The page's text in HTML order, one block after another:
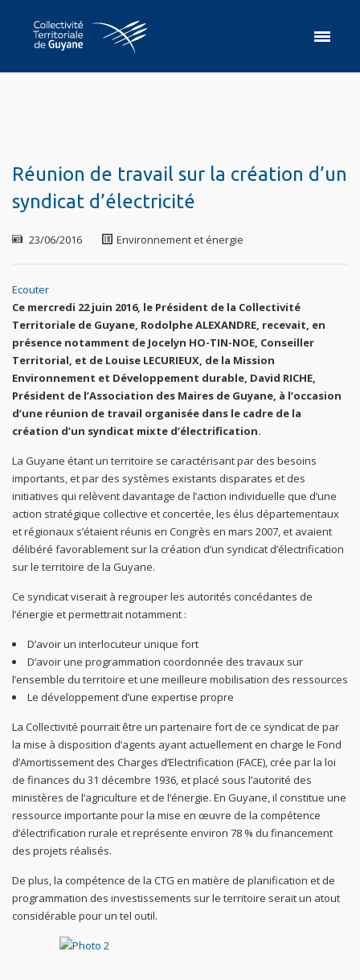
Réunion de travail sur la création d’un
syndicat d’électricité
23/06/2016 Environnement et énergie
Ecouter
Ce mercredi 22 juin 2016, le Président de la Collectivité
Territoriale de Guyane, Rodolphe ALEXANDRE, recevait, en
présence notamment de Jocelyn HO-TIN-NOE, Conseiller
Territorial, et de Louise LECURIEUX, de la Mission
Environnement et Développement durable, David RICHE,
Président de l’Association des Maires de Guyane, à l’occasion
d’une réunion de travail organisée dans le cadre de la
création d’un syndicat mixte d’électrification.
La Guyane étant un territoire se caractérisant par des besoins
importants, et par des systèmes existants disparates et des
initiatives qui relèvent davantage de l’action individuelle que d’une
action stratégique collective et concertée, les élus départementaux
et régionaux s’étaient réunis en Congrès en mars 2007, et avaient
délibéré favorablement sur la création d’un syndicat d’électrification
sur le territoire de la Guyane.
Ce syndicat viserait à regrouper les autorités concédantes de
l’énergie et permettrait notamment :
D’avoir un interlocuteur unique fort
D’avoir une programmation coordonnée des travaux sur
l’ensemble du territoire et une meilleure mobilisation des ressources
Le développement d’une expertise propre
La Collectivité pourrait être un partenaire fort de ce syndicat de par
la mise à disposition d’agents ayant actuellement en charge le Fond
d’Amortissement des Charges d’Electrification (FACE), crée par la loi
de finances du 31 décembre 1936, et placé sous l’autorité des
ministères de l’agriculture et de l’énergie. En Guyane, il constitue une
ressource importante pour la mise en œuvre de la compétence
d’électrification rurale et représente environ 78 % du financement
des projets réalisés.
De plus, la compétence de la CTG en matière de planification et de
programmation des investissements sur le territoire serait un atout
considérable pour un tel outil.